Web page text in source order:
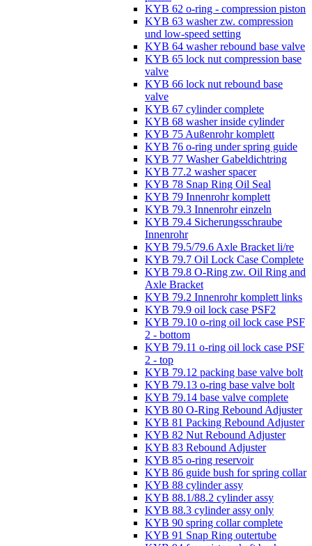
KYB 62 o-ring - compression piston
KYB 63 washer zw. compression
und low-speed setting
KYB 64 washer rebound base valve
KYB 65 lock nut compression base
valve
KYB 66 lock nut rebound base
valve
KYB 67 cylinder complete
KYB 68 washer inside cylinder
KYB 75 Außenrohr komplett
KYB 76 o-ring under spring guide
KYB 77 Washer Gabeldichtring
KYB 77.2 washer spacer
KYB 78 Snap Ring Oil Seal
KYB 79 Innenrohr komplett
KYB 79.3 Innenrohr einzeln
KYB 79.4 Sicherungsschraube
Innenrohr
KYB 79.5/79.6 Axle Bracket li/re
KYB 79.7 Oil Lock Case Complete
KYB 79.8 O-Ring zw. Oil Ring and
Axle Bracket
KYB 79.2 Innenrohr komplett links
KYB 79.9 oil lock case PSF2
KYB 79.10 o-ring oil lock case PSF
2 - bottom
KYB 79.11 o-ring oil lock case PSF
2 - top
KYB 79.12 packing base valve bolt
KYB 79.13 o-ring base valve bolt
KYB 79.14 base valve complete
KYB 80 O-Ring Rebound Adjuster
KYB 81 Packing Rebound Adjuster
KYB 82 Nut Rebound Adjuster
KYB 83 Rebound Adjuster
KYB 85 o-ring reservoir
KYB 86 guide bush for spring collar
KYB 88 cylinder assy
KYB 88.1/88.2 cylinder assy
KYB 88.3 cylinder assy only
KYB 90 spring collar complete
KYB 91 Snap Ring outertube